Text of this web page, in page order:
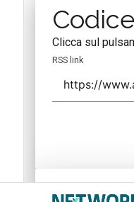
Clicca sul
RSS link